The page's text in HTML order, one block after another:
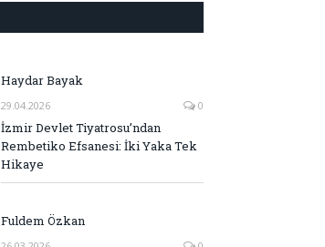
Haydar Bayak
29.04.2026 0
İzmir Devlet Tiyatrosu’ndan
Rembetiko Efsanesi: İki Yaka Tek
Hikaye
Fuldem Özkan